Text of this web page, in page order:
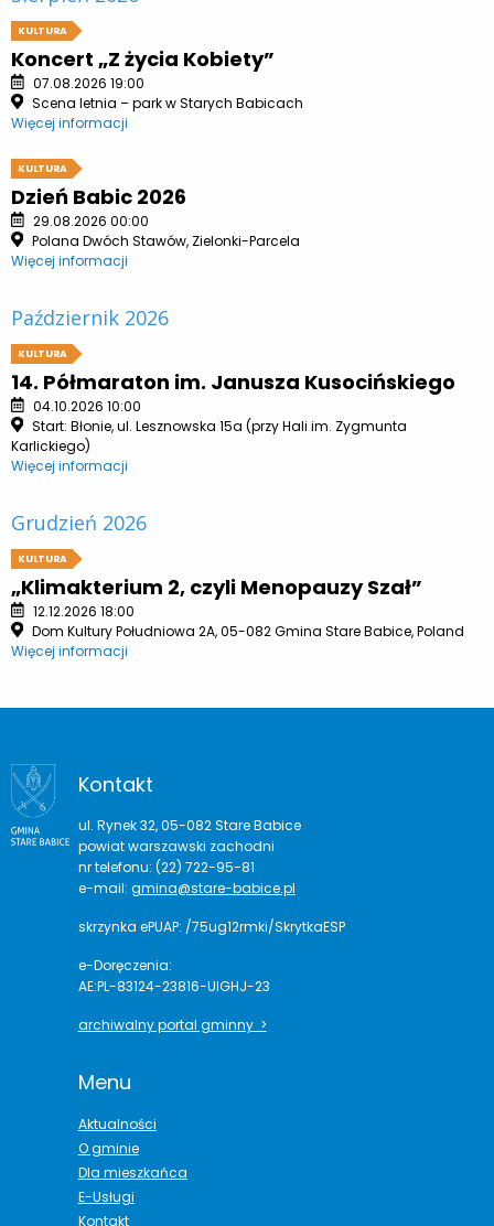
KULTURA
Koncert „Z życia Kobiety”
07.08.2026 19:00
Scena letnia – park w Starych Babicach
Więcej informacji
KULTURA
Dzień Babic 2026
29.08.2026 00:00
Polana Dwóch Stawów, Zielonki-Parcela
Więcej informacji
Październik 2026
KULTURA
14. Półmaraton im. Janusza Kusocińskiego
04.10.2026 10:00
Start: Błonie, ul. Lesznowska 15a (przy Hali im. Zygmunta
Karlickiego)
Więcej informacji
Grudzień 2026
KULTURA
„Klimakterium 2, czyli Menopauzy Szał”
12.12.2026 18:00
Dom Kultury Południowa 2A, 05-082 Gmina Stare Babice, Poland
Więcej informacji
Kontakt
ul. Rynek 32, 05-082 Stare Babice
powiat warszawski zachodni
nr telefonu: (22) 722-95-81
e-mail: gmina@stare-babice.pl
skrzynka ePUAP: /75ug12rmki/SkrytkaESP
e-Doręczenia:
AE:PL-83124-23816-UIGHJ-23
archiwalny portal gminny >
Menu
Aktualności
O gminie
Dla mieszkańca
E-Usługi
Kontakt